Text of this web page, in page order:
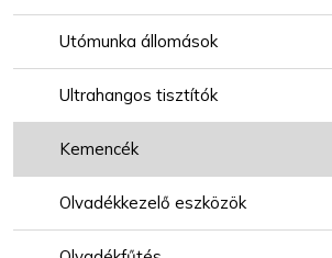
Utómunka állomások
Ultrahangos tisztítók
Kemencék
Olvadékkezelő eszközök